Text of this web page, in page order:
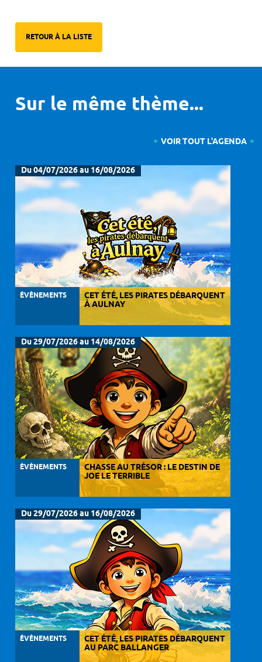
RETOUR À LA LISTE
Sur le même thème...
VOIR TOUT L'AGENDA
Du 04/07/2026 au 16/08/2026
ÉVÈNEMENTS CET ÉTÉ, LES PIRATES DÉBARQUENT
À AULNAY
Du 29/07/2026 au 14/08/2026
ÉVÈNEMENTS CHASSE AU TRÉSOR : LE DESTIN DE
JOE LE TERRIBLE
Du 29/07/2026 au 16/08/2026
ÉVÈNEMENTS CET ÉTÉ, LES PIRATES DÉBARQUENT
AU PARC BALLANGER